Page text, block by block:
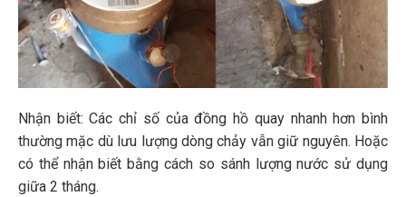
Nhận biết: Các chỉ số của đồng hồ quay nhanh hơn bình
thường mặc dù lưu lượng dòng chảy vẫn giữ nguyên. Hoặc
có thể nhận biết bằng cách so sánh lượng nước sử dụng
giữa 2 tháng.